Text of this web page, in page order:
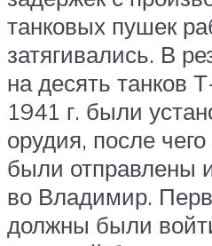
танковых пушек
затягивались. В
на десять танков
1941 г. были
орудия, после
были отправлены
во Владимир.
должны были